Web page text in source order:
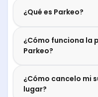
¿Qué es Parkeo?
¿Cómo funciona la
Parkeo?
¿Cómo cancelo mi
lugar?